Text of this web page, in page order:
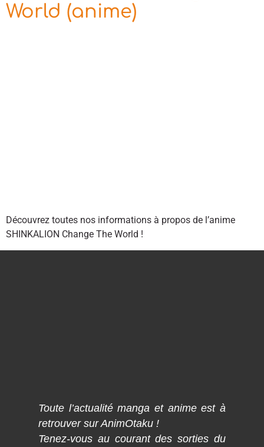
World (anime)
Découvrez toutes nos informations à propos de l’anime
SHINKALION Change The World !
Toute l’actualité manga et anime est à
retrouver sur AnimOtaku !
Tenez-vous au courant des sorties du